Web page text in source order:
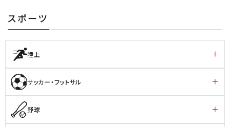
スポーツ
陸上
サッカー・フットサル
野球